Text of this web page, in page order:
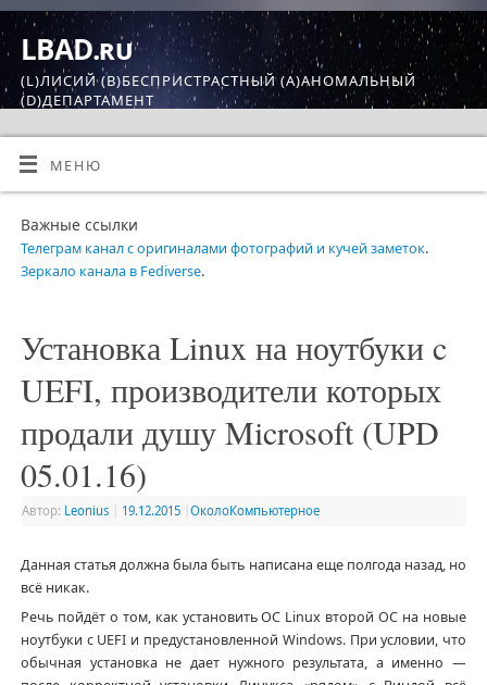
LBAD.ru
(L)ЛИСИЙ (B)БЕСПРИСТРАСТНЫЙ (A)АНОМАЛЬНЫЙ
(D)ДЕПАРТАМЕНТ
МЕНЮ
Важные ссылки
Телеграм канал с оригиналами фотографий и кучей заметок.
Зеркало канала в Fediverse.
Установка Linux на ноутбуки c
UEFI, производители которых
продали душу Microsoft (UPD
05.01.16)
Автор: Leonius 19.12.2015 ОколоКомпьютерное
Данная статья должна была быть написана еще полгода назад, но
всё никак.
Речь пойдёт о том, как установить ОС Linux второй ОС на новые
ноутбуки с UEFI и предустановленной Windows. При условии, что
обычная установка не дает нужного результата, а именно —